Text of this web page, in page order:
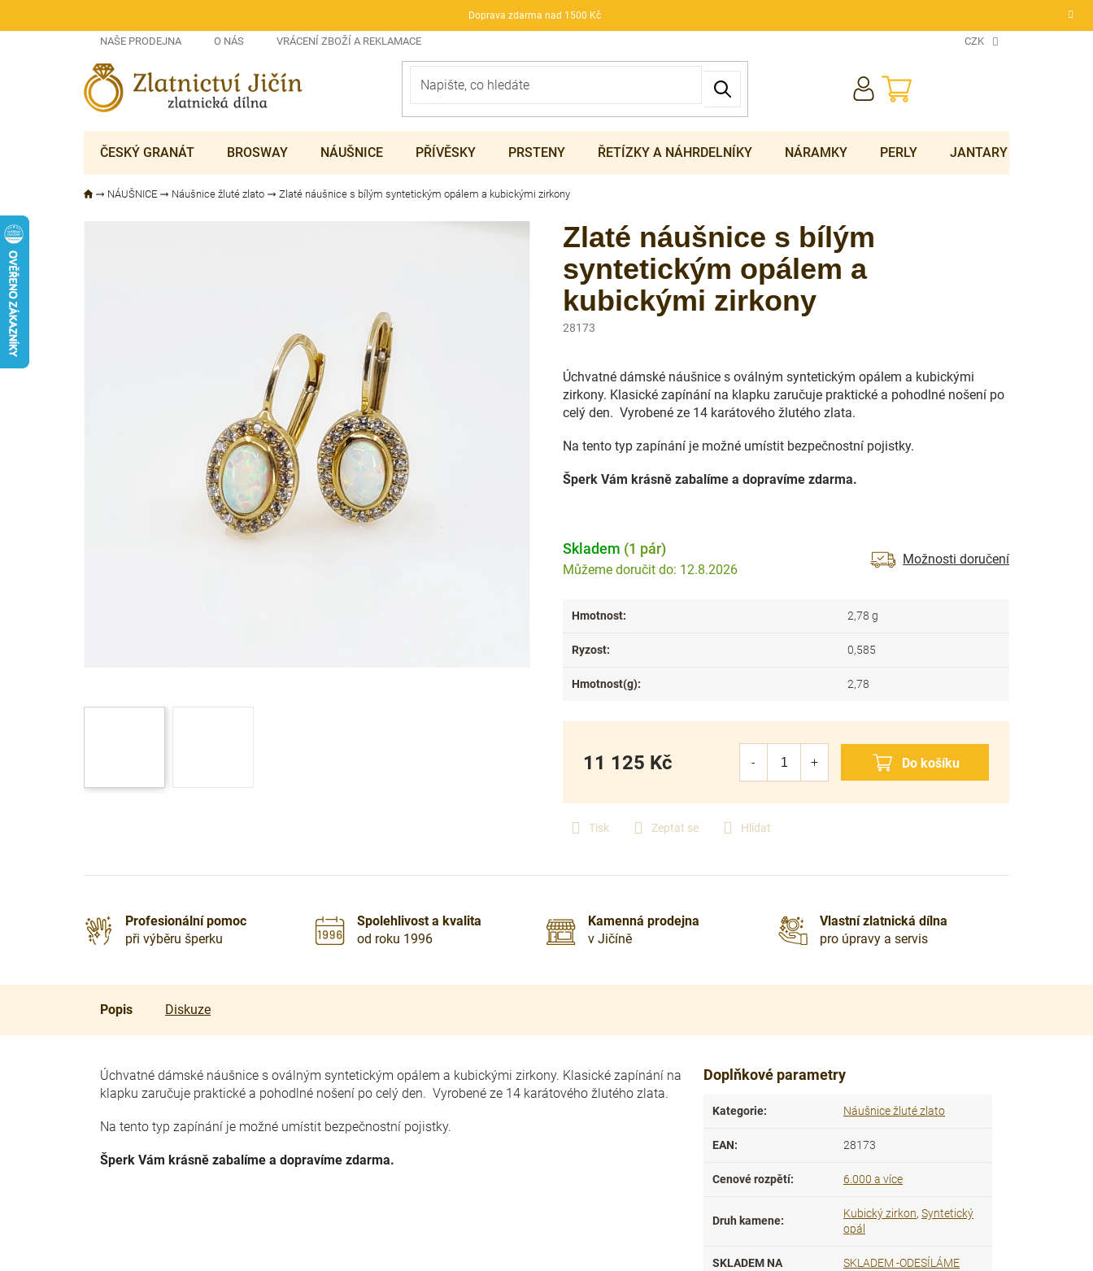
Doprava zdarma nad 1500 Kč
NAŠE PRODEJNA O NÁS VRÁCENÍ ZBOŽÍ A REKLAMACE CZK
NÁKUPNÍ
KOŠÍK
ČESKÝ GRANÁT BROSWAY NÁUŠNICE PŘÍVĚSKY PRSTENY ŘETÍZKY A NÁHRDELNÍKY NÁRAMKY PERLY JANTARY
NÁUŠNICE Náušnice žluté zlato Zlaté náušnice s bílým syntetickým opálem a kubickými zirkony
Úchvatné dámské náušnice s oválným syntetickým opálem a kubickými
zirkony. Klasické zapínání na klapku zaručuje praktické a pohodlné nošení po
celý den. Vyrobené ze 14 karátového žlutého zlata.
Na tento typ zapínání je možné umístit bezpečnostní pojistky.
Šperk Vám krásně zabalíme a dopravíme zdarma.
Tisk Zeptat se Hlídat
Zlaté náušnice s bílým
syntetickým opálem a
kubickými zirkony
28173
Skladem (1 pár)
12.8.2026
Možnosti doručení
11 125 Kč
Hmotnost: 2,78 g
Ryzost: 0,585
Hmotnost(g): 2,78
Profesionální pomoc
při výběru šperku
Spolehlivost a kvalita
od roku 1996
Kamenná prodejna
v Jičíně
Vlastní zlatnická dílna
pro úpravy a servis
Popis Diskuze
Úchvatné dámské náušnice s oválným syntetickým opálem a kubickými zirkony. Klasické zapínání na
klapku zaručuje praktické a pohodlné nošení po celý den. Vyrobené ze 14 karátového žlutého zlata.
Na tento typ zapínání je možné umístit bezpečnostní pojistky.
Šperk Vám krásně zabalíme a dopravíme zdarma.
Doplňkové parametry
Kategorie: Náušnice žluté zlato
EAN: 28173
Cenové rozpětí: 6.000 a více
Druh kamene:
Kubický zirkon,Syntetický
opál
SKLADEM NA
SKLADEM -ODESÍLÁME